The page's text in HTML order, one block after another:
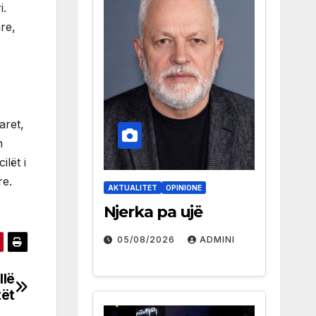
i
AKTUALITET OPINIONE
Njerka pa ujë
05/08/2026 ADMINI